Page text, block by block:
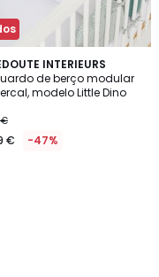
INTERIEURS
de berço modular
modelo Little Dino
€
€ -47%